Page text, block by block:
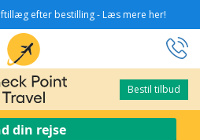
efter bestilling - Læs mere her!
Bestil tilbud
Bestil tilbud
din rejse